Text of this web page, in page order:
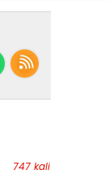
747 kali